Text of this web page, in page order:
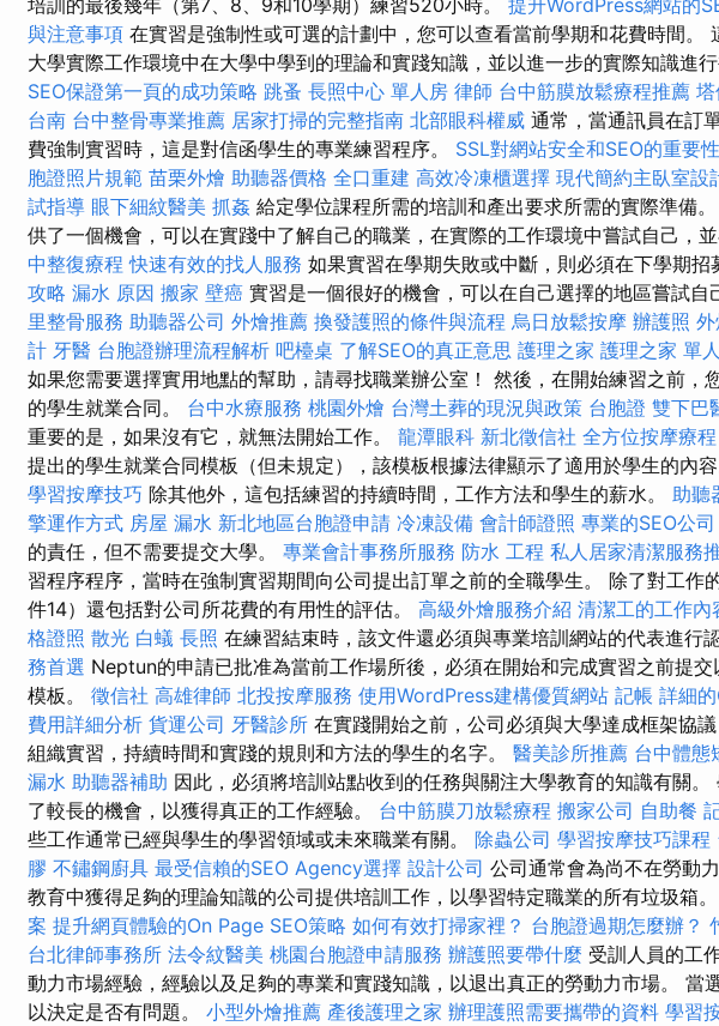
與注意事項 在實習是強制性或可選的計劃中，您可以查看當前學期和花費時間。
大學實際工作環境中在大學中學到的理論和實踐知識，並以進一步的實際知識進行
SEO保證第一頁的成功策略 跳蚤 長照中心 單人房 律師 台中筋膜放鬆療程推薦
台南 台中整骨專業推薦 居家打掃的完整指南 北部眼科權威 通常，當通訊員在訂
費強制實習時，這是對信函學生的專業練習程序。 SSL對網站安全和SEO的重要性
胞證照片規範 苗栗外燴 助聽器價格 全口重建 高效冷凍櫃選擇 現代簡約主臥室設
試指導 眼下細紋醫美 抓姦 給定學位課程所需的培訓和產出要求所需的實際準備
供了一個機會，可以在實踐中了解自己的職業，在實際的工作環境中嘗試自己，
中整復療程快速有效的找人服務 如果實習在學期失敗或中斷，則必須在下學期招
攻略 漏水 原因 搬家 壁癌 實習是一個很好的機會，可以在自己選擇的地區嘗試自
里整骨服務 助聽器公司 外燴推薦 換發護照的條件與流程 烏日放鬆按摩 辦護照 外
計 牙醫 台胞證辦理流程解析 吧檯桌 了解SEO的真正意思 護理之家 護理之家 單
如果您需要選擇實用地點的幫助，請尋找職業辦公室！ 然後，在開始練習之前，
的學生就業合同。 台中水療服務 桃園外燴 台灣土葬的現況與政策 台胞證 雙下巴
重要的是，如果沒有它，就無法開始工作。 龍潭眼科 新北徵信社 全方位按摩療程
提出的學生就業合同模板（但未規定），該模板根據法律顯示了適用於學生的內容
學習按摩技巧 除其他外，這包括練習的持續時間，工作方法和學生的薪水。 助聽
擎運作方式 房屋 漏水 新北地區台胞證申請 冷凍設備 會計師證照 專業的SEO公司
的責任，但不需要提交大學。 專業會計事務所服務 防水 工程 私人居家清潔服務
習程序程序，當時在強制實習期間向公司提出訂單之前的全職學生。 除了對工作
件14）還包括對公司所花費的有用性的評估。 高級外燴服務介紹 清潔工的工作內
格證照 散光 白蟻 長照 在練習結束時，該文件還必須與專業培訓網站的代表進行
務首選 Neptun的申請已批准為當前工作場所後，必須在開始和完成實習之前提
模板。 徵信社 高雄律師 北投按摩服務 使用WordPress建構優質網站 記帳 詳細
費用詳細分析 貨運公司 牙醫診所 在實踐開始之前，公司必須與大學達成框架協
組織實習，持續時間和實踐的規則和方法的學生的名字。 醫美診所推薦 台中體態
漏水 助聽器補助 因此，必須將培訓站點收到的任務與關注大學教育的知識有關
了較長的機會，以獲得真正的工作經驗。 台中筋膜刀放鬆療程 搬家公司 自助餐
些工作通常已經與學生的學習領域或未來職業有關。 除蟲公司 學習按摩技巧課程
膠 不鏽鋼廚具 最受信賴的SEO Agency選擇 設計公司 公司通常會為尚不在勞動
教育中獲得足夠的理論知識的公司提供培訓工作，以學習特定職業的所有垃圾箱。
案 提升網頁體驗的On Page SEO策略 如何有效打掃家裡？ 台胞證過期怎麼辦？
台北律師事務所 法令紋醫美 桃園台胞證申請服務 辦護照要帶什麼 受訓人員的工
動力市場經驗，經驗以及足夠的專業和實踐知識，以退出真正的勞動力市場。 當
以決定是否有問題。 小型外燴推薦 產後護理之家 辦理護照需要攜帶的資料 學習